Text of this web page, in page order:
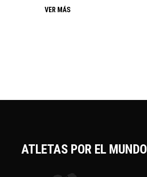
VER MÁS
ATLETAS POR EL MUNDO